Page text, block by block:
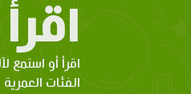
اقرأ أو استمع
الفئات